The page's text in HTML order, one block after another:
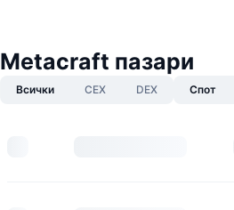
Metacraft пазари
Всички CEX DEX Спот